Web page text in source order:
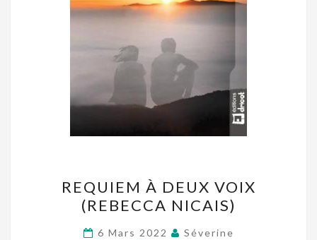
À
DEUX
VOIX
REQUIEM À DEUX VOIX
(REBECCA NICAIS)
6 Mars 2022 Séverine